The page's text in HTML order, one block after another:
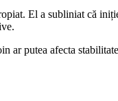
El a subliniat că
putea afecta